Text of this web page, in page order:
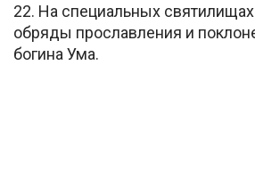
22. На специальных
обряды прославления и
богина Ума.